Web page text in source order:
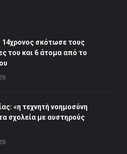
14χρονος σκότωσε τους
του και 6 άτομα από το
«η τεχνητή νοημοσύνη
σχολεία με αυστηρούς